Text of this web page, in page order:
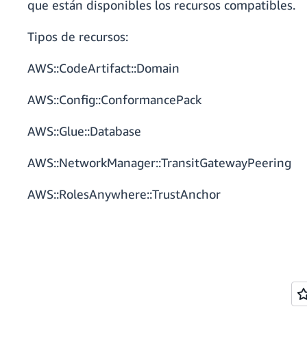
que están disponibles los recursos compatibles.
Tipos de recursos:
AWS::CodeArtifact::Domain
AWS::Config::ConformancePack
AWS::Glue::Database
AWS::NetworkManager::TransitGatewayPeering
AWS::RolesAnywhere::TrustAnchor